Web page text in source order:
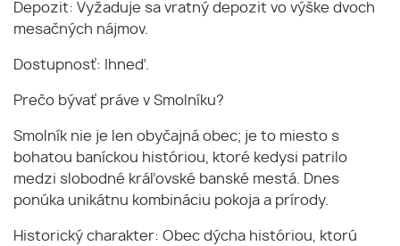
​Depozit: Vyžaduje sa vratný depozit vo výške dvoch
mesačných nájmov.
​Dostupnosť: Ihneď.
​Prečo bývať práve v Smolníku?
​Smolník nie je len obyčajná obec; je to miesto s
bohatou baníckou históriou, ktoré kedysi patrilo
medzi slobodné kráľovské banské mestá. Dnes
ponúka unikátnu kombináciu pokoja a prírody.
​Historický charakter: Obec dýcha históriou, ktorú